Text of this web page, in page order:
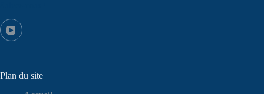
Plan du site